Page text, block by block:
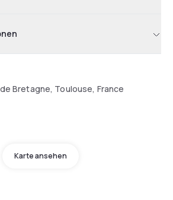
Bretagne, Toulouse, France
Karte ansehen